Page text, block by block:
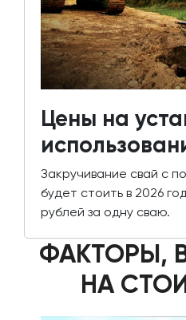
Цены на
Закручивание свай с
будет стоить в 2026
рублей за одну сваю.
ФАКТОРЫ,
НА